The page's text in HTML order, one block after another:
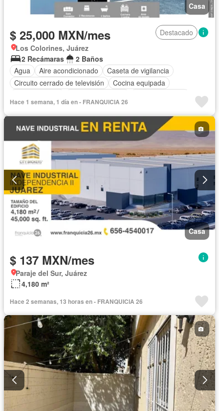
Casa
$ 25,000 MXN/mes
Destacado
Los Colorines, Juárez
2 Recámaras
2 Baños
Agua
Aire acondicionado
Caseta de vigilancia
Circuito cerrado de televisión
Cocina equipada
Gas natural
Recámara con closet
Sin amueblar
Hace 1 semana, 1 día en - FRANQUICIA 26
Casa
$ 137 MXN/mes
Paraje del Sur, Juárez
4,180 m²
Hace 2 semanas, 13 horas en - FRANQUICIA 26